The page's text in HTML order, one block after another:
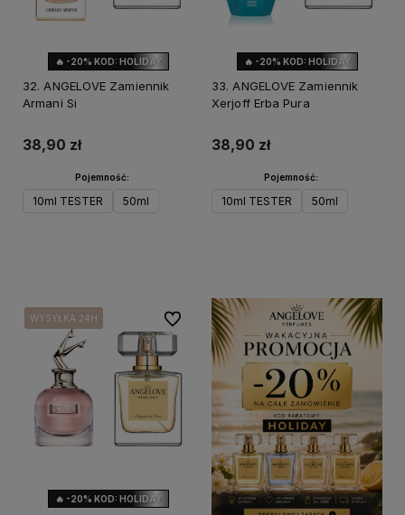
🔥 -20% KOD: HOLIDAY
32. ANGELOVE Zamiennik
Armani Si
38,90 zł
Pojemność:
10ml TESTER 50ml
🔥 -20% KOD: HOLIDAY
33. ANGELOVE Zamiennik
Xerjoff Erba Pura
38,90 zł
Pojemność:
10ml TESTER 50ml
🔥 -20% KOD: HOLIDAY
WYSYŁKA 24H
WYSYŁKA 24H
WYSYŁKA 24H
WYSYŁKA 24H
WYSYŁKA 24H Do ulubionych